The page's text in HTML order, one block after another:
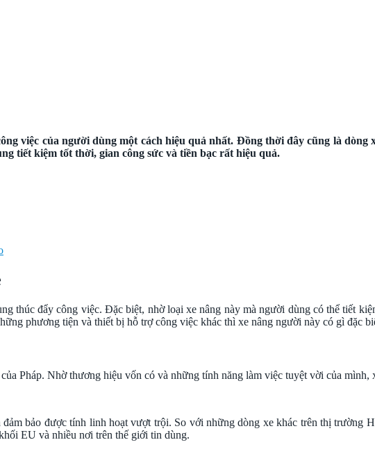
việc của người dùng một cách hiệu quả nhất. Đồng thời đây cũng là dòng
tiết kiệm tốt thời, gian công sức và tiền bạc rất hiệu quả.
thúc đẩy công việc. Đặc biệt, nhờ loại xe nâng này mà người dùng có thể tiết
phương tiện và thiết bị hỗ trợ công việc khác thì xe nâng người này có gì đặc
Pháp. Nhờ thương hiệu vốn có và những tính năng làm việc tuyệt vời của mình,
bảo được tính linh hoạt vượt trội. So với những dòng xe khác trên thị trường
EU và nhiều nơi trên thế giới tin dùng.